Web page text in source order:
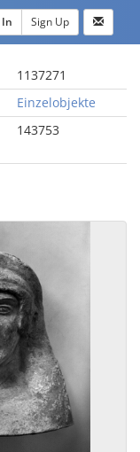
Sign Up
1137271
Einzelobjekte
143753